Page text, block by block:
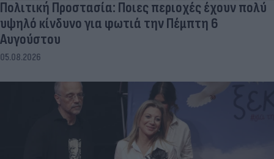
Πολιτική Προστασία: Ποιες περιοχές έχουν πολύ
υψηλό κίνδυνο για φωτιά την Πέμπτη 6
Αυγούστου
05.08.2026